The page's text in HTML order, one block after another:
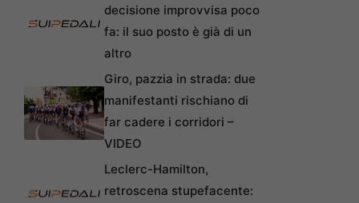
decisione improvvisa poco
fa: il suo posto è già di un
altro
Giro, pazzia in strada: due
manifestanti rischiano di
far cadere i corridori –
VIDEO
Leclerc-Hamilton,
retroscena stupefacente: